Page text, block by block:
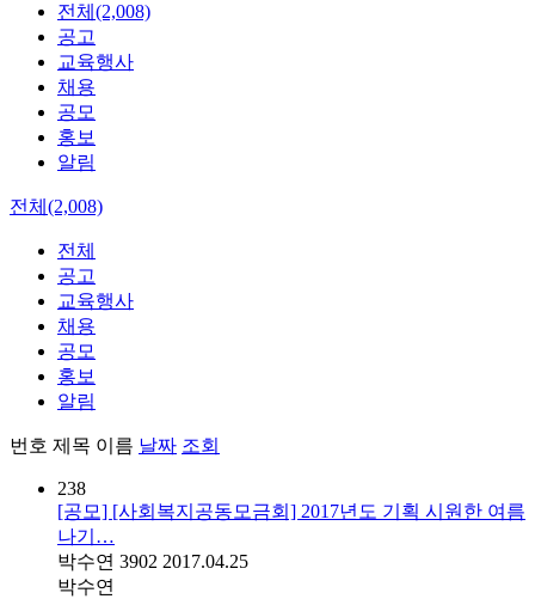
전체(2,008)
공고
교육행사
채용
공모
홍보
알림
전체(2,008)
전체
공고
교육행사
채용
공모
홍보
알림
번호 제목 이름 날짜 조회
238
[공모] [사회복지공동모금회] 2017년도 기획 시원한 여름
나기…
박수연 3902 2017.04.25
박수연